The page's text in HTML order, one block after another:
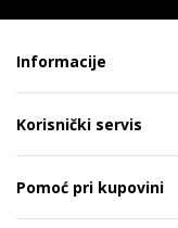
Informacije
Korisnički servis
Pomoć pri kupovini